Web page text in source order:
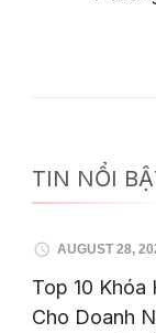
TIN NỔI
AUGUST 28,
Top 10 Khóa
Cho Doanh